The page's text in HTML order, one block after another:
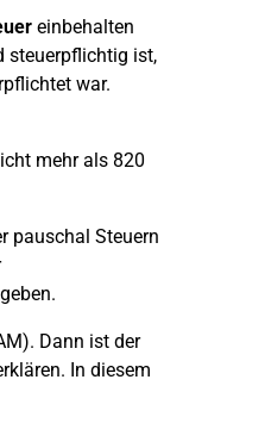
einbehalten
steuerpflichtig ist,
war.
mehr als 820
pauschal Steuern
Dann ist der
In diesem